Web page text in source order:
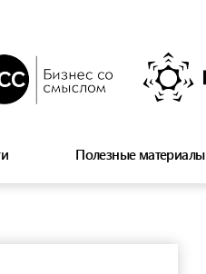
Полезные материалы